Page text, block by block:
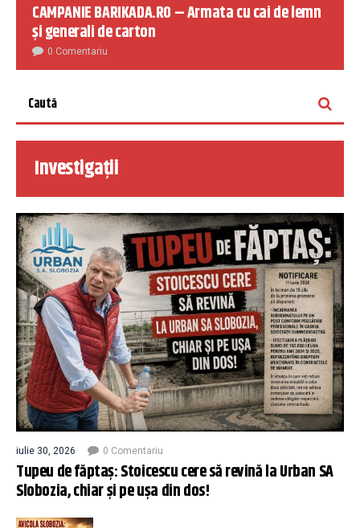
CAMPANIE BARIKADA.RO – Armata cu cai de lemn
și generali de carton
0 Comentariu
Investigații
iulie 30, 2026 0 Comentariu
Tupeu de făptaș: Stoicescu cere să revină la Urban SA
Slobozia, chiar și pe ușa din dos!